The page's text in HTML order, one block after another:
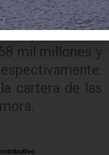
y Saludvida,
aproximadas
mil millones y
cartera de las